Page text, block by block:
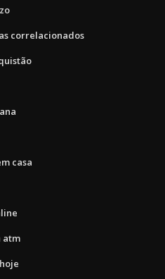
correlacionados
casa
atm